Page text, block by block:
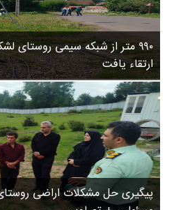
روستاها
ورزشی
سیاسی
چندرسانه
مسیر گردشگری
درباره ما
۹۹۰ متر از شبکه سیمی روستای
ارتقاء یافت
پیگیری حل مشکلات اراضی
۳
۵
۸
ب
ا
ز
ن
ش
س
ت
ش
د